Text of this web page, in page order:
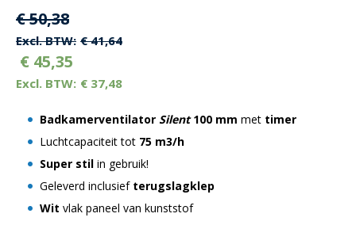
Oorspronkelijke
prijs
was:
€ 50,38.
€50,38Huidige
prijs
is:
€ 50,38.
€41,64
€ 45,35
€ 37,48
Badkamerventilator Silent 100 mm met timer
Luchtcapaciteit tot 75 m3/h
Super stil in gebruik!
Geleverd inclusief terugslagklep
Wit vlak paneel van kunststof